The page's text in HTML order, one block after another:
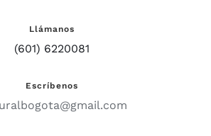
Llámanos
(601) 6220081
Escríbenos